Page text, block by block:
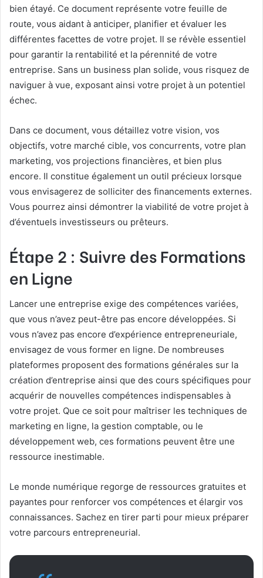
bien étayé. Ce document représente votre feuille de
route, vous aidant à anticiper, planifier et évaluer les
différentes facettes de votre projet. Il se révèle essentiel
pour garantir la rentabilité et la pérennité de votre
entreprise. Sans un business plan solide, vous risquez de
naviguer à vue, exposant ainsi votre projet à un potentiel
échec.
Dans ce document, vous détaillez votre vision, vos
objectifs, votre marché cible, vos concurrents, votre plan
marketing, vos projections financières, et bien plus
encore. Il constitue également un outil précieux lorsque
vous envisagerez de solliciter des financements externes.
Vous pourrez ainsi démontrer la viabilité de votre projet à
d’éventuels investisseurs ou prêteurs.
Étape 2 : Suivre des Formations
en Ligne
Lancer une entreprise exige des compétences variées,
que vous n’avez peut-être pas encore développées. Si
vous n’avez pas encore d’expérience entrepreneuriale,
envisagez de vous former en ligne. De nombreuses
plateformes proposent des formations générales sur la
création d’entreprise ainsi que des cours spécifiques pour
acquérir de nouvelles compétences indispensables à
votre projet. Que ce soit pour maîtriser les techniques de
marketing en ligne, la gestion comptable, ou le
développement web, ces formations peuvent être une
ressource inestimable.
Le monde numérique regorge de ressources gratuites et
payantes pour renforcer vos compétences et élargir vos
connaissances. Sachez en tirer parti pour mieux préparer
votre parcours entrepreneurial.